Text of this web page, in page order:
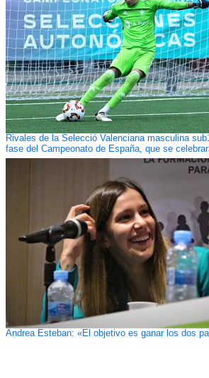
Rivales de la Selecció Valenciana masculina
fase del Campeonato de España, que se
Andrea Esteban: «El objetivo es ganar los dos